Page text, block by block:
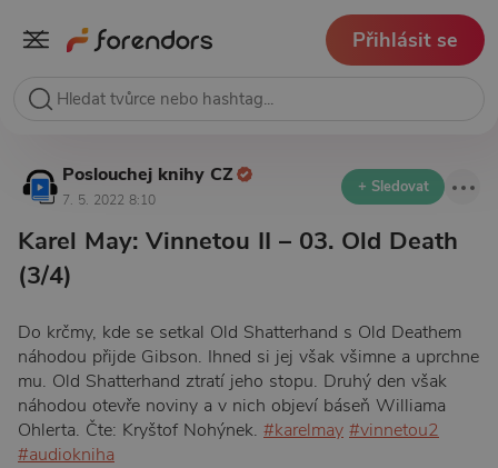
Přihlásit se
Poslouchej knihy CZ
7. 5. 2022 8:10
+ Sledovat
Karel May: Vinnetou II – 03. Old Death
(3/4)
Do krčmy, kde se setkal Old Shatterhand s Old Deathem
náhodou přijde Gibson. Ihned si jej však všimne a uprchne
mu. Old Shatterhand ztratí jeho stopu. Druhý den však
náhodou otevře noviny a v nich objeví báseň Williama
Ohlerta. Čte: Kryštof Nohýnek. #karelmay #vinnetou2
#audiokniha